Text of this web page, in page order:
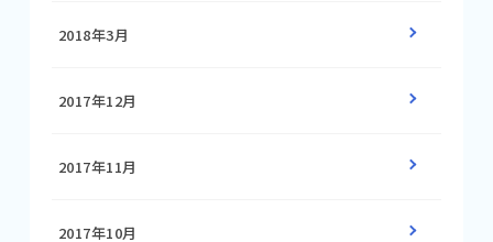
2018年3月
2017年12月
2017年11月
2017年10月